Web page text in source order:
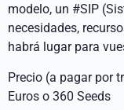
modelo, un #SIP
necesidades,
habrá lugar para
Precio (a pagar por
Euros o 360 Seeds